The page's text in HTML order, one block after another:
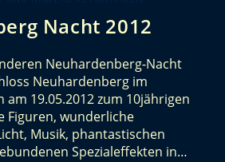
Nacht 2012
Neuhardenberg-Nacht
Neuhardenberg im
19.05.2012 zum 10jährigen
Figuren, wunderliche
Musik, phantastischen
Spezialeffekten in…